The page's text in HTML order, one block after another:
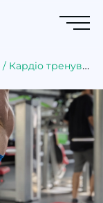
/ Кардіо тренування